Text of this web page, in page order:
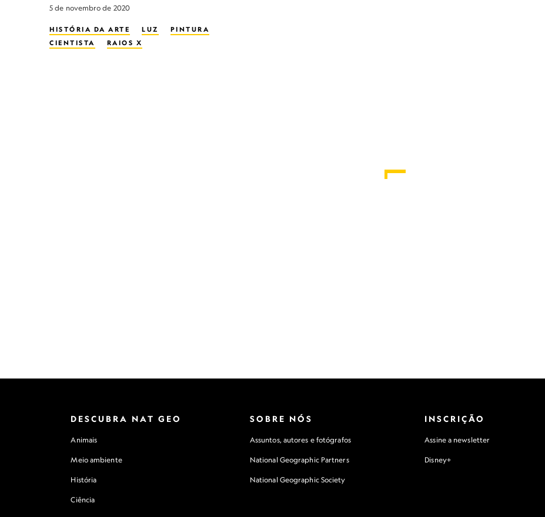
5 de novembro de 2020
HISTÓRIA DA ARTE LUZ
PINTURA
CIENTISTA
RAIOS X
DESCUBRA NAT GEO
Animais
Meio ambiente
História
Ciência
SOBRE NÓS
Assuntos, autores e fotógrafos
National Geographic Partners
National Geographic Society
INSCRIÇÃO
Assine a newsletter
Disney+